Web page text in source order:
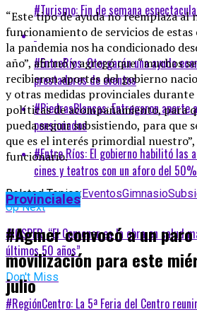
“Este tipo de ayuda no reemplaza al
funcionamiento de servicios de
la pandemia nos ha condicionado
año”, afirmó y agregó que “muchos
recibieron aportes del gobierno
y otras medidas provinciales durante
políticas de acompañamiento, para
pueda seguir subsistiendo, para que
que es el interés primordial
funcionario.
Related Topics:EventosGimnasio
Up Next
#IOSPER: “El Cemener es la obra en salud
últimos 50 años”
Don't Miss
#RegiónCentro: La 5ª Feria del Centro
#Turismo: Fin de semana
#EntreRíos: Otorgarán una ayuda
prestadores de eventos
#PiedrasBlancas: Entregaron aporte
pensionados
#Entre Ríos: El gobierno habilitó las
cines y teatros con un aforo del 50%
Provinciales
#Agmer convocó a un
movilización para este
julio